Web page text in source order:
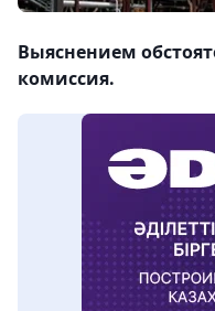
Выяснением
комиссия.